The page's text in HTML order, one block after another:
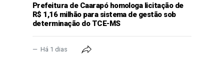
Prefeitura de Caarapó homologa licitação de
R$ 1,16 milhão para sistema de gestão sob
determinação do TCE-MS
Há 1 dias